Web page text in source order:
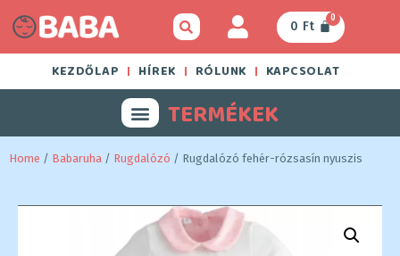
0 Ft
0
KEZDŐLAP HÍREK RÓLUNK KAPCSOLAT
TERMÉKEK
Home / Babaruha / Rugdalózó / Rugdalózó fehér-rózsasín nyuszis